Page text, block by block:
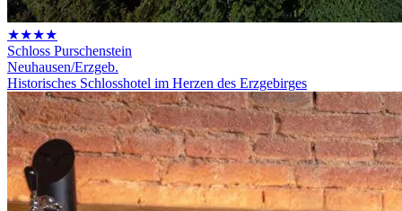
★★★★
Schloss Purschenstein
Neuhausen/Erzgeb.
Historisches Schlosshotel im Herzen des Erzgebirges